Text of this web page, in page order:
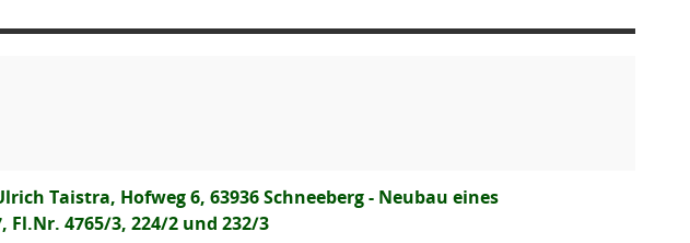
Taistra, Hofweg 6, 63936 Schneeberg - Neubau eines
4765/3, 224/2 und 232/3